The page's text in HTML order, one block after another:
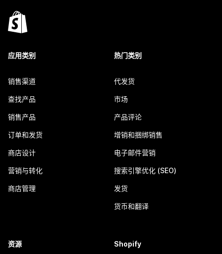
应用类别
销售渠道
查找产品
销售产品
订单和发货
商店设计
营销与转化
商店管理
热门类别
代发货
市场
产品评论
增销和捆绑销售
电子邮件营销
搜索引擎优化 (SEO)
发货
货币和翻译
资源 Shopify